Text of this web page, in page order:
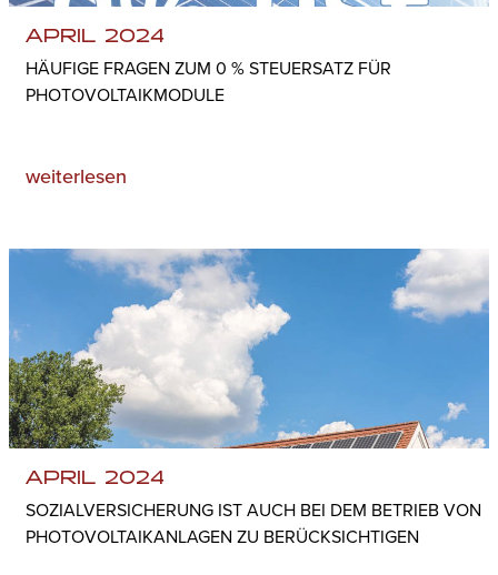
APRIL 2024
HÄUFIGE FRAGEN ZUM 0 % STEUERSATZ FÜR
PHOTOVOLTAIKMODULE
weiterlesen
APRIL 2024
SOZIALVERSICHERUNG IST AUCH BEI DEM BETRIEB VON
PHOTOVOLTAIKANLAGEN ZU BERÜCKSICHTIGEN